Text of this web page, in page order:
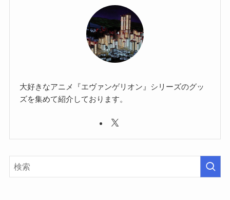
大好きなアニメ『エヴァンゲリオン』シリーズのグッ
ズを集めて紹介しております。